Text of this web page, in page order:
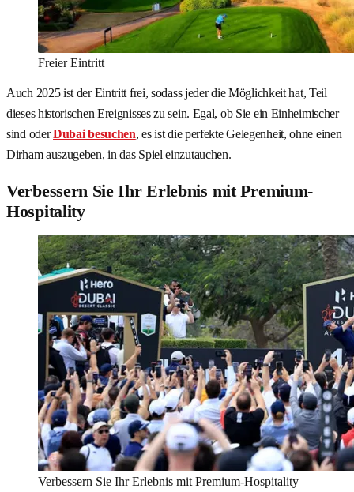
Freier Eintritt
Auch 2025 ist der Eintritt frei, sodass jeder die Möglichkeit hat, Teil
dieses historischen Ereignisses zu sein. Egal, ob Sie ein Einheimischer
sind oderDubai besuchen, es ist die perfekte Gelegenheit, ohne einen
Dirham auszugeben, in das Spiel einzutauchen.
Verbessern Sie Ihr Erlebnis mit Premium-
Hospitality
Verbessern Sie Ihr Erlebnis mit Premium-Hospitality